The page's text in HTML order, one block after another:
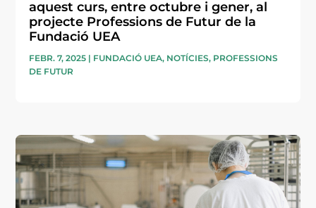
aquest curs, entre octubre i gener, al
projecte Professions de Futur de la
Fundació UEA
FEBR. 7, 2025 | FUNDACIÓ UEA, NOTÍCIES, PROFESSIONS
DE FUTUR